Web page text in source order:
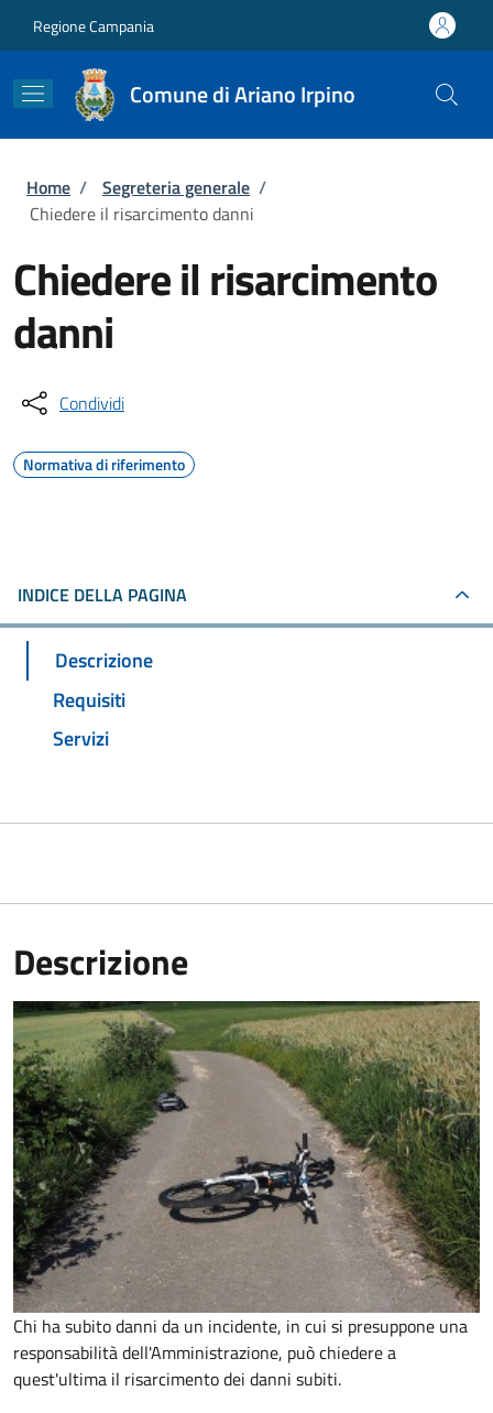
Regione Campania
Comune di Ariano Irpino
Briciole di pane
Home / Segreteria generale /
Chiedere il risarcimento danni
Chiedere il risarcimento
danni
Condividi
Normativa di riferimento
INDICE DELLA PAGINA
Descrizione
Requisiti
Servizi
Descrizione
Chi ha subito danni da un incidente, in cui si presuppone una
responsabilità dell'Amministrazione, può chiedere a
quest'ultima il risarcimento dei danni subiti.